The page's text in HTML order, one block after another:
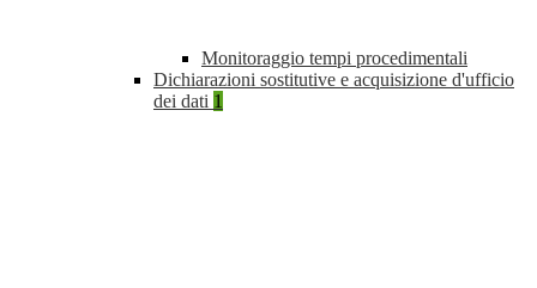
Monitoraggio tempi procedimentali
Dichiarazioni sostitutive e acquisizione d'ufficio
dei dati 1